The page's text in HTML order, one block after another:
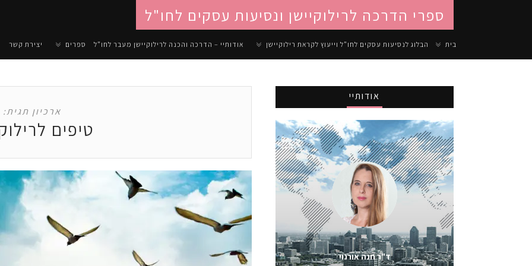
ספרי הדרכה לרילוקיישן ונסיעות עסקים לחו"ל
בית הבלוג לנסיעות עסקים לחו"ל וייעוץ לקראת רילוקיישן אודותיי – הדרכה והכנה לרילוקיישן מעבר לחו"ל ספרים יצירת קשר
ארכיון תגית:
טיפים
אודותיי
ד"ר חנה אורנוי